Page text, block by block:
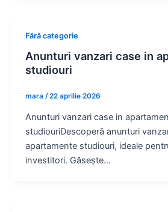
Fără categorie
Anunturi vanzari case in
studiouri
mara /22 aprilie 2026
Anunturi vanzari case in
studiouriDescoperă anunturi
apartamente studiouri, ideale
investitori. Găsește…